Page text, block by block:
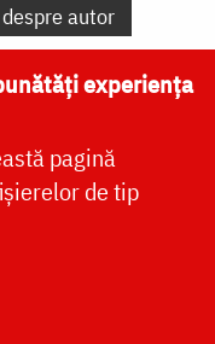
autor
autorului
experiența
pagină
de tip